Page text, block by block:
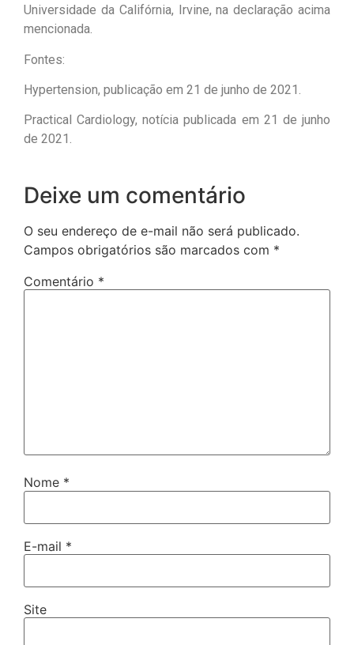
Universidade da Califórnia, Irvine, na declaração acima
mencionada.
Fontes:
Hypertension, publicação em 21 de junho de 2021.
Practical Cardiology, notícia publicada em 21 de junho
de 2021.
Deixe um comentário
O seu endereço de e-mail não será publicado.
Campos obrigatórios são marcados com *
Comentário *
Nome *
E-mail *
Site